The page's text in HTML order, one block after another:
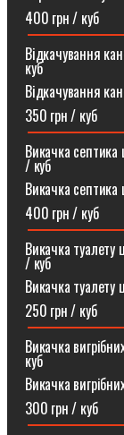
400 грн / куб
Відкачування
куб
Відкачування
350 грн / куб
Викачка
/ куб
Викачка септика
400 грн / куб
Викачка
/ куб⠀
Викачка туалету
250 грн / куб
Викачка
куб
Викачка
300 грн / куб